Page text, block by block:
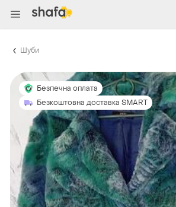
Шуби
Безпечна оплата
Безкоштовна доставка SMART